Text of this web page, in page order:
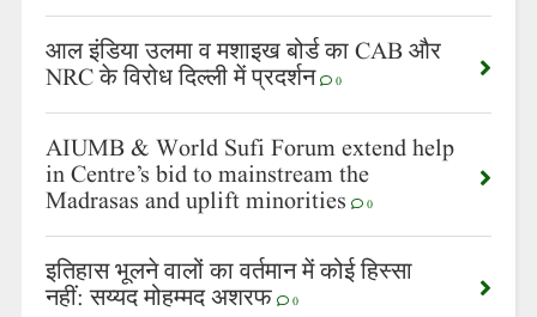
आल इंडिया उलमा व मशाइख बोर्ड का CAB और
NRC के विरोध दिल्ली में प्रदर्शन 0
AIUMB & World Sufi Forum extend help
in Centre’s bid to mainstream the
Madrasas and uplift minorities 0
इतिहास भूलने वालों का वर्तमान में कोई हिस्सा
नहीं: सय्यद मोहम्मद अशरफ 0